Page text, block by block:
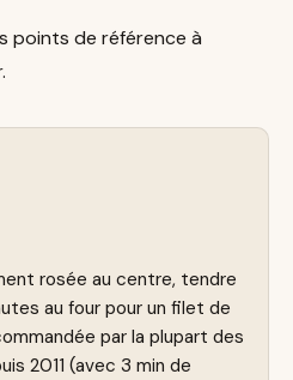
points de référence à
rosée au centre, tendre
au four pour un filet de
par la plupart des
2011 (avec 3 min de